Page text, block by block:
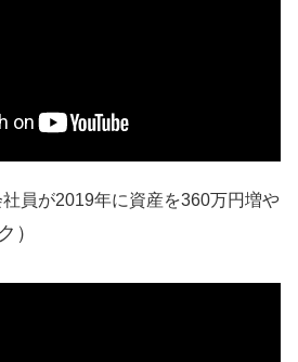
員が2019年に資産を360万円増や
）